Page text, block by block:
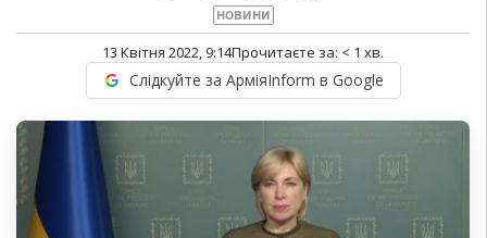
НОВИНИ
13 Квітня 2022, 9:14Прочитаєте за: < 1 хв.
Слідкуйте за АрміяInform в Google